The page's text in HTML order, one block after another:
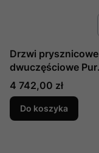
Drzwi prysznicowe
dwuczęściowe Pur
produkcji SanSwiss
PUR2SM11007
Cena
4 742,00 zł
Do koszyka